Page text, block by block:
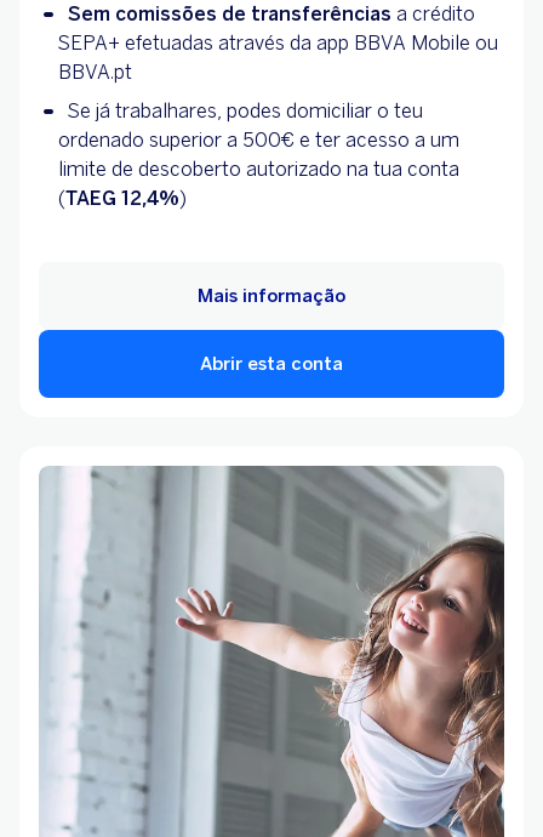
Sem comissões de transferências a crédito
SEPA+ efetuadas através da app BBVA Mobile ou
BBVA.pt
Se já trabalhares, podes domiciliar o teu
ordenado superior a 500€ e ter acesso a um
limite de descoberto autorizado na tua conta
(TAEG 12,4%)
Abrir esta conta
Mais informação